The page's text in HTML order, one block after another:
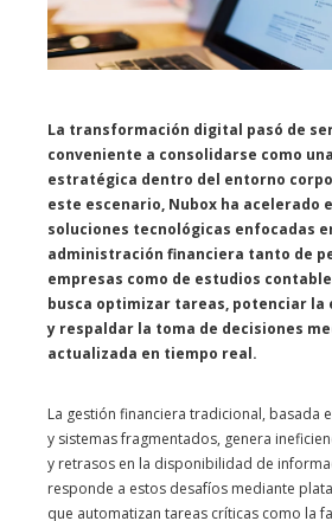
La transformación digital pasó de
conveniente a consolidarse como
estratégica dentro del entorno
este escenario, Nubox ha acelerado
soluciones tecnológicas enfocadas
administración financiera tanto de
empresas como de estudios
busca optimizar tareas, potenciar la
y respaldar la toma de decisiones
actualizada en tiempo real.
La gestión financiera tradicional, basada
y sistemas fragmentados, genera
y retrasos en la disponibilidad de
responde a estos desafíos mediante
que automatizan tareas críticas como la